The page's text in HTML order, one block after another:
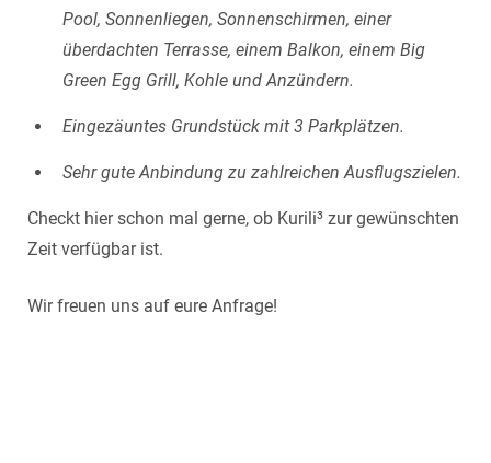
Pool, Sonnenliegen, Sonnenschirmen, einer
überdachten Terrasse, einem Balkon, einem Big
Green Egg Grill, Kohle und Anzündern.
Eingezäuntes Grundstück mit 3 Parkplätzen.
Sehr gute Anbindung zu zahlreichen Ausflugszielen.
Checkt hier schon mal gerne, ob Kurili³ zur gewünschten
Zeit verfügbar ist.
Wir freuen uns auf eure Anfrage!